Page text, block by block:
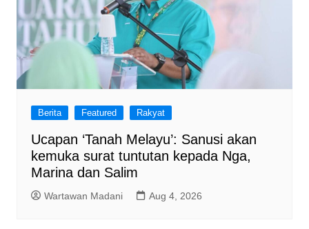
Berita Featured Rakyat
Ucapan ‘Tanah Melayu’: Sanusi akan
kemuka surat tuntutan kepada Nga,
Marina dan Salim
Wartawan Madani Aug 4, 2026